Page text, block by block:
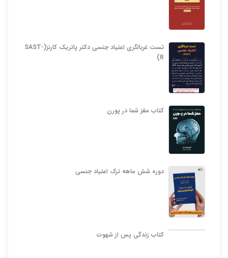
تست غربالگری اعتیاد جنسی دکتر پاتریک کارنز(SAST-
R)
کتاب مغز شما در پورن
دوره شش ماهه ترک اعتیاد جنسی
کتاب زندگی پس از شهوت